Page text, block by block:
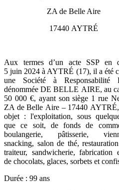
ZA de Belle Aire
17440 AYTRÉ
Aux termes d’un acte SSP en
5 juin 2024 à AYTRÉ (17), il a été
une Société à Responsabilité
dénommée DE BELLE AIRE, au
50 000 €, ayant son siège 1 rue
ZA de Belle Aire – 17440
objet : l'exploitation, sous
que ce soit, de fonds de
boulangerie, pâtisserie,
snacking, salon de thé,
traiteur, sandwicherie, fabrication
de chocolats, glaces, sorbets et
Durée : 99 ans